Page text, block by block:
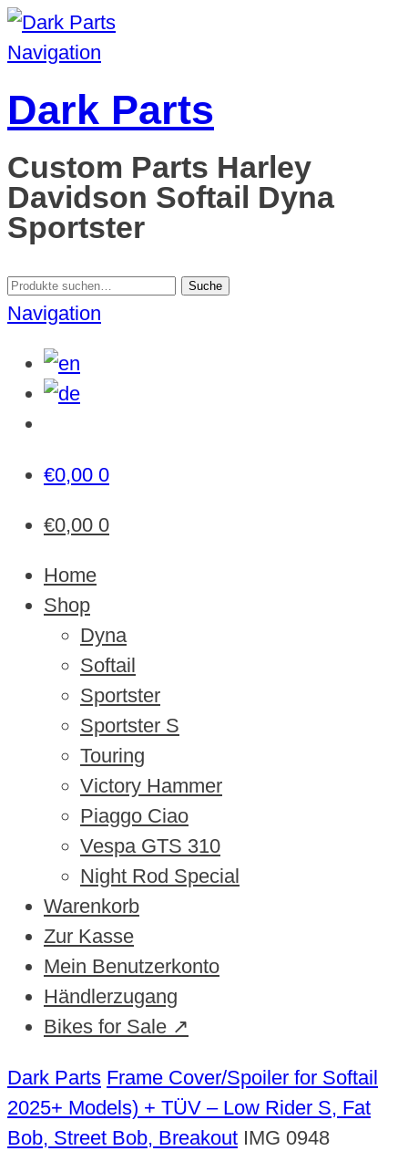
Navigation
Dark Parts
Custom Parts Harley
Davidson Softail Dyna
Sportster
Suche
nach:
Suche
Navigation
€0,00 0
€0,00 0
Home
Shop
Dyna
Softail
Sportster
Sportster S
Touring
Victory Hammer
Piaggo Ciao
Vespa GTS 310
Night Rod Special
Warenkorb
Zur Kasse
Mein Benutzerkonto
Händlerzugang
Bikes for Sale ↗
Dark Parts Frame Cover/Spoiler for Softail
2025+ Models) + TÜV – Low Rider S, Fat
Bob, Street Bob, Breakout IMG 0948